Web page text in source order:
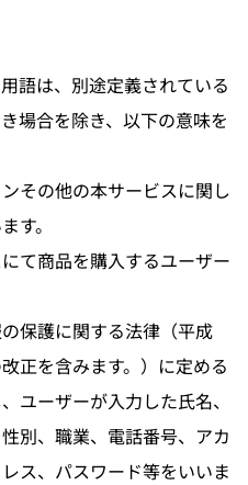
語は、別途定義されている
場合を除き、以下の意味を
その他の本サービスに関し
す。
て商品を購入するユーザー
保護に関する法律（平成
正を含みます。）に定める
ユーザーが入力した氏名、
別、職業、電話番号、アカ
ス、パスワード等をいいま